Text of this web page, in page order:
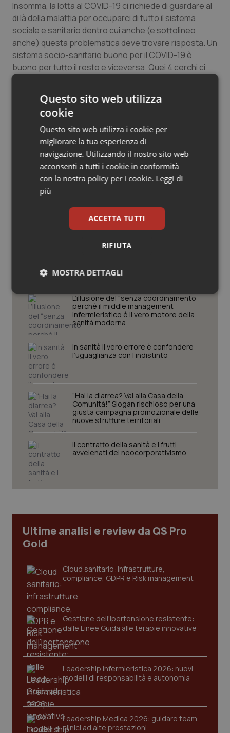
Salute orale & impianti
Sangue & coagulazione
Tiroide
Tumore al seno
Tumore ovarico
Tumori del Polmone & Testa Collo
Tumori gastrointestinali
Ulcera & Reflusso
Insomma, la lotta al COVID-19 ci richiede di guardare al
di là della malattia per occuparci di tutto il sistema
sociale e sanitario dentro cui anche (e sottolineo
anche) questa problematica deve trovare risposta. Un
sistema socio-sanitario buono per il COVID-19 è
buono per tutto il resto e viceversa. Quei 4 cerchi ci
aiutano a ricordarlo.
Claudio Maffei
Coordinatore scientifico di Chronic-on
22 Maggio 2020
© Riproduzione riservata
Potrebbe interessarti in
L’illusione del “senza coordinamento”:
perché il middle management
infermieristico è il vero motore della
sanità moderna
In sanità il vero errore è confondere
l’uguaglianza con l’indistinto
“Hai la diarrea? Vai alla Casa della
Comunità!” Slogan rischioso per una
giusta campagna promozionale delle
nuove strutture territoriali.
Il contratto della sanità e i frutti
avvelenati del neocorporativismo
Ultime analisi e review da QS Pro
Gold
Cloud sanitario: infrastrutture,
compliance, GDPR e Risk management
Gestione dell'Ipertensione resistente:
dalle Linee Guida alle terapie innovative
Leadership Infermieristica 2026: nuovi
modelli di responsabilità e autonomia
Leadership Medica 2026: guidare team
clinici ad alte prestazioni
Questo sito web utilizza
cookie
Questo sito web utilizza i cookie per
migliorare la tua esperienza di
navigazione. Utilizzando il nostro sito web
acconsenti a tutti i cookie in conformità
con la nostra policy per i cookie. Leggi di
più
ACCETTA TUTTI
RIFIUTA
MOSTRA DETTAGLI
Necessari Statistici Marketing
I cookie necessari contribuiscono a rendere fruibile il
sito web abilitandone funzionalità di base quali la
navigazione sulle pagine e l'accesso alle aree
protette del sito. Il sito web non è in grado di
funzionare correttamente senza questi cookie.
Nome
Fornitore/Dominio
VISITOR_PRIVACY_METADATA
YouTube
.youtube.com
CookieScriptConsent
CookieScript
www.quotidianosanita.it